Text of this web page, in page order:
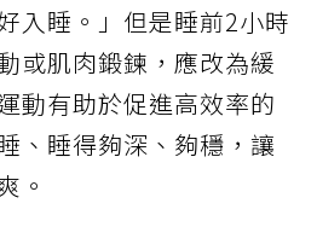
入睡。」但是睡前2小時
或肌肉鍛鍊，應改為緩
動有助於促進高效率的
、睡得夠深、夠穩，讓
。